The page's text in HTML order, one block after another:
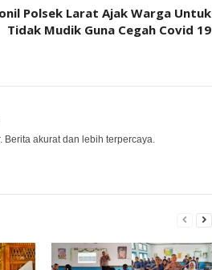
Polsek Larat Ajak Warga Untuk
Tidak Mudik Guna Cegah Covid 19
Berita akurat dan lebih terpercaya.